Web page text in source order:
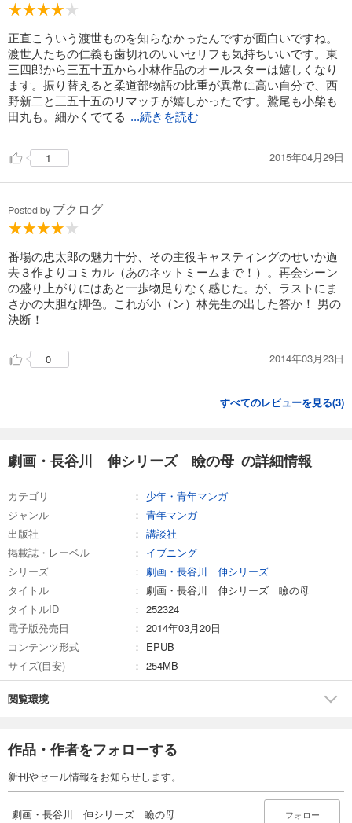
正直こういう渡世ものを知らなかったんですが面白いですね。
渡世人たちの仁義も歯切れのいいセリフも気持ちいいです。東
三四郎から三五十五から小林作品のオールスターは嬉しくなり
ます。振り替えると柔道部物語の比重が異常に高い自分で、西
野新二と三五十五のリマッチが嬉しかったです。鷲尾も小柴も
田丸も。細かくでてる ...続きを読む
1 2015年04月29日
Posted by ブクログ
番場の忠太郎の魅力十分、その主役キャスティングのせいか過
去３作よりコミカル（あのネットミームまで！）。再会シーン
の盛り上がりにはあと一歩物足りなく感じた。が、ラストにま
さかの大胆な脚色。これが小（ン）林先生の出した答か！ 男の
決断！
0 2014年03月23日
すべてのレビューを見る(3)
劇画・長谷川 伸シリーズ 瞼の母 の詳細情報
カテゴリ
少年・青年マンガ
ジャンル
青年マンガ
出版社
講談社
掲載誌・レーベル
イブニング
シリーズ
劇画・長谷川 伸シリーズ
タイトル
劇画・長谷川 伸シリーズ 瞼の母
タイトルID
252324
電子版発売日
2014年03月20日
コンテンツ形式
EPUB
サイズ(目安)
254MB
閲覧環境
作品・作者をフォローする
新刊やセール情報をお知らせします。
劇画・長谷川 伸シリーズ 瞼の母 フォロー